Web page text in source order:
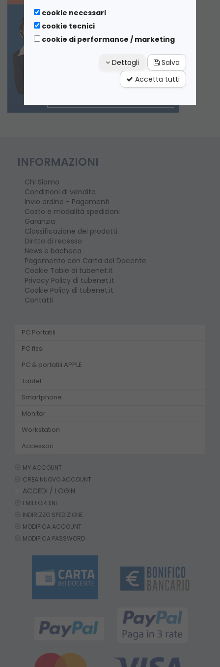
INFORMAZIONI
Chi Siamo
Condizioni di vendita
Invio ordine - Pagamenti
Costo e modalità spedizioni
Garanzia
Classificazione dei prodotti
Diritto di recesso
News e bacheca
Pagamento con Carta del Docente
Cookie Table di tubenet.it
Privacy Policy di tubenet.it
Cookie Policy di tubenet.it
Contatti
PC Portatili
PC fissi
PC & portatili APPLE
Tablet
Smartphone
Monitor
Workstation
Accessori
MY ACCOUNT
CREA NUOVO ACCOUNT
ACCEDI / LOGIN
I MIEI ORDINI
INDIRIZZO SPEDIZIONE
MODIFICA ACCOUNT
MODIFICA PASSWORD
cookie necessari
cookie tecnici
cookie di performance / marketing
Dettagli
Salva
Accetta tutti